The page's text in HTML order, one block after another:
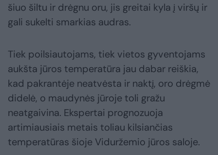
šiuo šiltu ir drėgnu oru, jis greitai kyla į viršų ir
gali sukelti smarkias audras.
Tiek poilsiautojams, tiek vietos gyventojams
aukšta jūros temperatūra jau dabar reiškia,
kad pakrantėje neatvėsta ir naktį, oro drėgmė
didelė, o maudynės jūroje toli gražu
neatgaivina. Ekspertai prognozuoja
artimiausiais metais toliau kilsiančias
temperatūras šioje Viduržemio jūros saloje.